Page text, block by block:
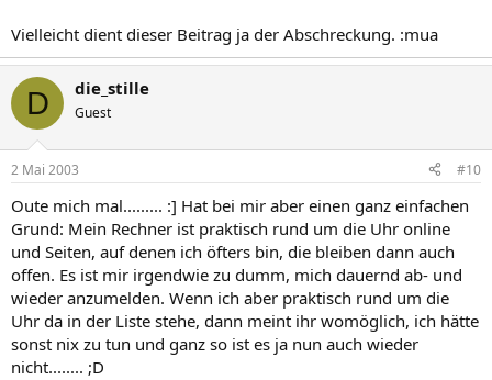
Vielleicht dient dieser Beitrag ja der Abschreckung. :mua
D die_stille
Guest
2 Mai 2003 #10
Oute mich mal......... :] Hat bei mir aber einen ganz einfachen
Grund: Mein Rechner ist praktisch rund um die Uhr online
und Seiten, auf denen ich öfters bin, die bleiben dann auch
offen. Es ist mir irgendwie zu dumm, mich dauernd ab- und
wieder anzumelden. Wenn ich aber praktisch rund um die
Uhr da in der Liste stehe, dann meint ihr womöglich, ich hätte
sonst nix zu tun und ganz so ist es ja nun auch wieder
nicht........ ;D